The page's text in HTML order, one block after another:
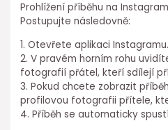
Prohlížení příběhu na
Postupujte následovně:
1. Otevřete aplikaci Instagramu.
2. V pravém horním rohu
fotografií přátel, kteří sdílejí
3. Pokud chcete zobrazit
profilovou fotografii přítele,
4. Příběh se automaticky